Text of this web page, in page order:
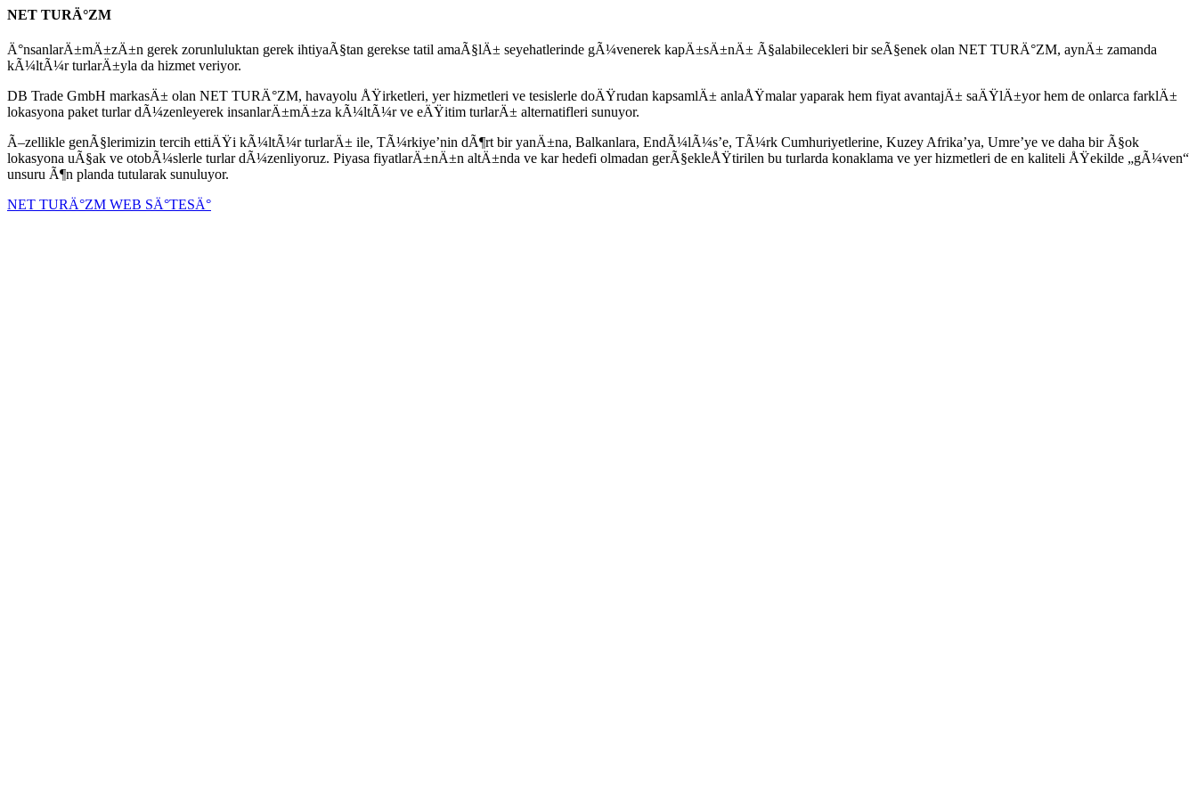
NET TURÄ°ZM
Ä°nsanlarÄ±mÄ±zÄ±n gerek zorunluluktan gerek ihtiyaÃ§tan gerekse tatil amaÃ§lÄ± seyehatlerinde gÃ¼venerek kapÄ±sÄ±nÄ± Ã§alabilecekleri bir seÃ§enek olan NET TURÄ°ZM, aynÄ± zamanda
kÃ¼ltÃ¼r turlarÄ±yla da hizmet veriyor.
DB Trade GmbH markasÄ± olan NET TURÄ°ZM, havayolu ÅŸirketleri, yer hizmetleri ve tesislerle doÄŸrudan kapsamlÄ± anlaÅŸmalar yaparak hem fiyat avantajÄ± saÄŸlÄ±yor hem de onlarca farklÄ±
lokasyona paket turlar dÃ¼zenleyerek insanlarÄ±mÄ±za kÃ¼ltÃ¼r ve eÄŸitim turlarÄ± alternatifleri sunuyor.
Ã–zellikle genÃ§lerimizin tercih ettiÄŸi kÃ¼ltÃ¼r turlarÄ± ile, TÃ¼rkiye’nin dÃ¶rt bir yanÄ±na, Balkanlara, EndÃ¼lÃ¼s’e, TÃ¼rk Cumhuriyetlerine, Kuzey Afrika’ya, Umre’ye ve daha bir Ã§ok
lokasyona uÃ§ak ve otobÃ¼slerle turlar dÃ¼zenliyoruz. Piyasa fiyatlarÄ±nÄ±n altÄ±nda ve kar hedefi olmadan gerÃ§ekleÅŸtirilen bu turlarda konaklama ve yer hizmetleri de en kaliteli ÅŸekilde „gÃ¼ven“
unsuru Ã¶n planda tutularak sunuluyor.
NET TURÄ°ZM WEB SÄ°TESÄ°